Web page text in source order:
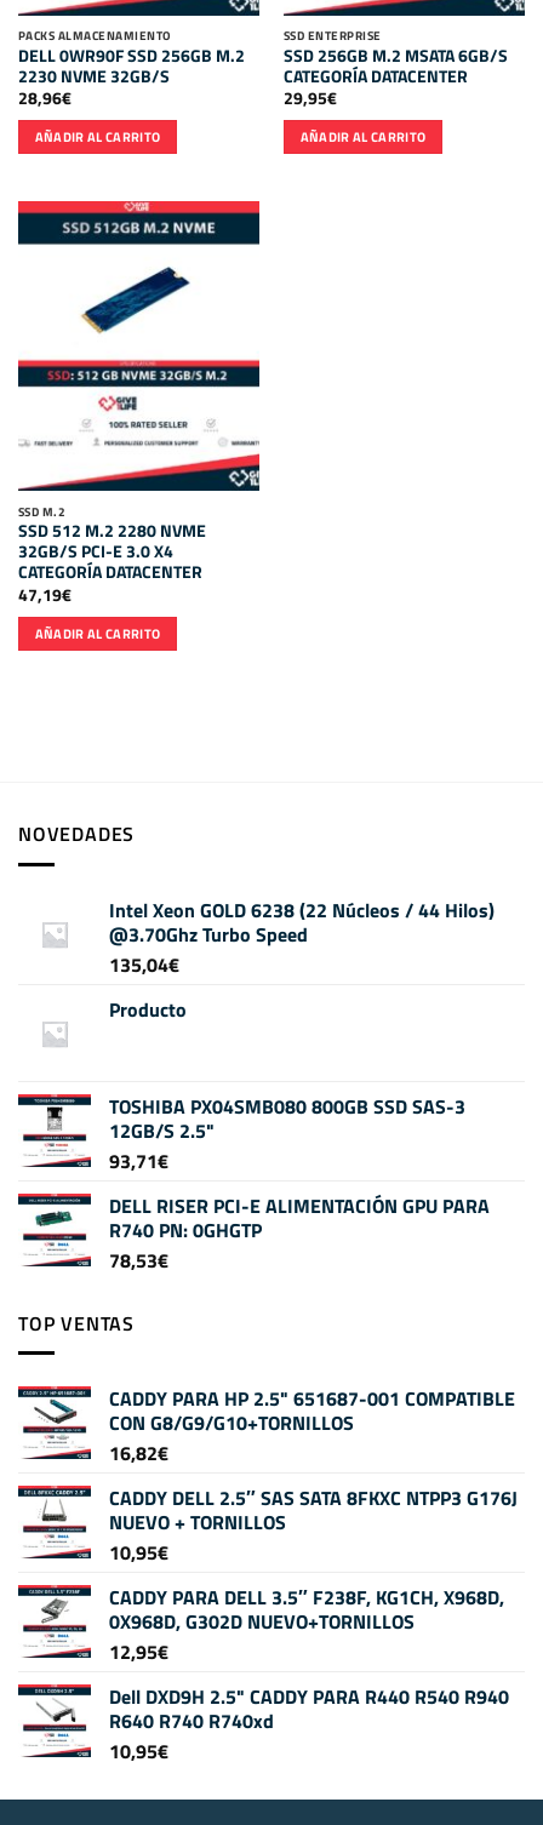
PACKS ALMACENAMIENTO
DELL 0WR90F SSD 256GB M.2
2230 NVME 32GB/S
28,96€
AÑADIR AL CARRITO
SSD ENTERPRISE
SSD 256GB M.2 MSATA 6GB/S
CATEGORÍA DATACENTER
29,95€
AÑADIR AL CARRITO
SSD M.2
SSD 512 M.2 2280 NVME
32GB/S PCI-E 3.0 X4
CATEGORÍA DATACENTER
47,19€
AÑADIR AL CARRITO
NOVEDADES
Intel Xeon GOLD 6238 (22 Núcleos / 44 Hilos)
@3.70Ghz Turbo Speed
135,04€
Producto
TOSHIBA PX04SMB080 800GB SSD SAS-3
12GB/S 2.5"
93,71€
DELL RISER PCI-E ALIMENTACIÓN GPU PARA
R740 PN: 0GHGTP
78,53€
TOP VENTAS
CADDY PARA HP 2.5" 651687-001 COMPATIBLE
CON G8/G9/G10+TORNILLOS
16,82€
CADDY DELL 2.5″ SAS SATA 8FKXC NTPP3 G176J
NUEVO + TORNILLOS
10,95€
CADDY PARA DELL 3.5″ F238F, KG1CH, X968D,
0X968D, G302D NUEVO+TORNILLOS
12,95€
Dell DXD9H 2.5" CADDY PARA R440 R540 R940
R640 R740 R740xd
10,95€